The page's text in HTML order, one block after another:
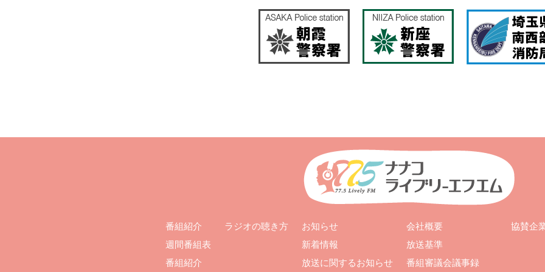
番組紹介
週間番組表
番組紹介
ラジオの聴き方
お知らせ
新着情報
放送に関するお知らせ
会社概要
放送基準
番組審議会議事録
協賛企